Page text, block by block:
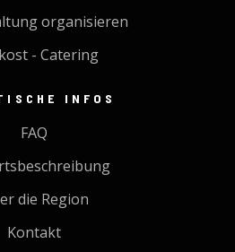
organisieren
- Catering
INFOS
FAQ
die Region
Kontakt